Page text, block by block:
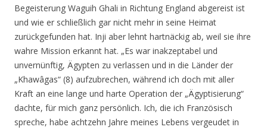
Begeisterung Waguih Ghali in Richtung England abgereist ist
und wie er schließlich gar nicht mehr in seine Heimat
zurückgefunden hat. Inji aber lehnt hartnäckig ab, weil sie ihre
wahre Mission erkannt hat. „Es war inakzeptabel und
unvernünftig, Ägypten zu verlassen und in die Länder der
„Khawâgas“ (8) aufzubrechen, während ich doch mit aller
Kraft an eine lange und harte Operation der „Ägyptisierung“
dachte, für mich ganz persönlich. Ich, die ich Französisch
spreche, habe achtzehn Jahre meines Lebens vergeudet in